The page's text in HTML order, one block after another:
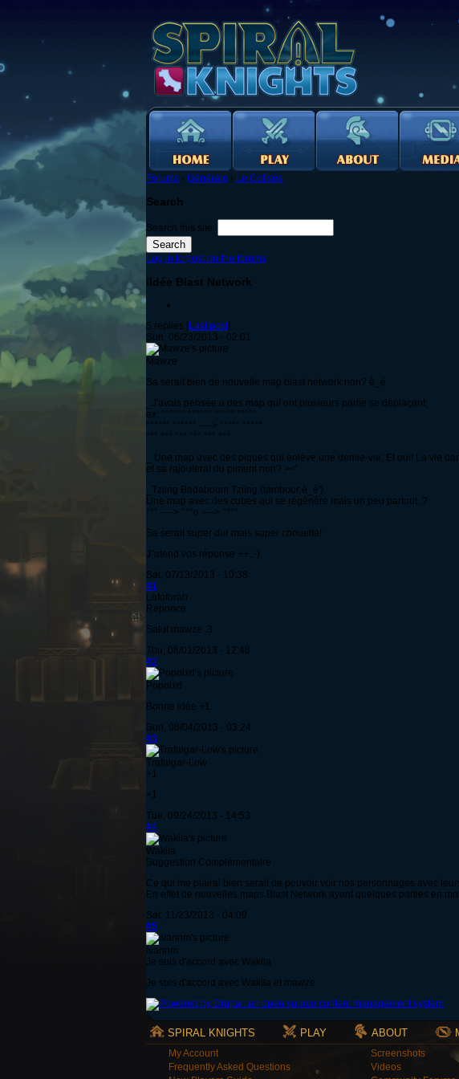
Forums › Générale › Le Colisée
Search
Search this site:
Log in to post on the forums
iIdée Blast Network
5 replies [Last post]
Sun, 06/23/2013 - 02:01
Mawze
Sa serait bien de nouvelle map blast network non? è_é
_J'avais pensée a des map qui ont plusieurs partie se déplaçant;
ex: °°°°°° °°°°°° °°°°° °°°°°
°°°°°° °°°°°° ----> °°°°° °°°°°
°°° °°° °°° °°° °°° °°°
_ Une map avec des piques qui enlève une demie-vie; Et oui! La vie
et sa rajouterai du piment non? ><'
_Tziing Badaboum Tziing (tambour è_è')
Une map avec des cubes qui se régénère mais un peu partout..?
°°° ----> °°°o ----> °°°°
Sa serait super dur mais super chouette!
J"atend vos réponse ++ :-)
Sat, 07/13/2013 - 10:38
#1
Lofoforah
Réponce
Salut mawze :3
Thu, 08/01/2013 - 12:48
#2
Popoixd
Bonne idée +1.
Sun, 08/04/2013 - 03:24
#3
Trafalgar-Low
+1
+1
Tue, 09/24/2013 - 14:53
#4
Wakila
Suggestion Complémentaire
Ce qui me plairai bien serait de pouvoir voir nos personnages avec
En effet de nouvelles maps Blast Network ayant quelques parties en
Sat, 11/23/2013 - 04:09
#5
Ivannm
Je suis d'accord avec Wakila
Je suis d'accord avec Wakila et mawze
SPIRAL KNIGHTS PLAY ABOUT
My Account
Frequently Asked Questions
Screenshots
Videos